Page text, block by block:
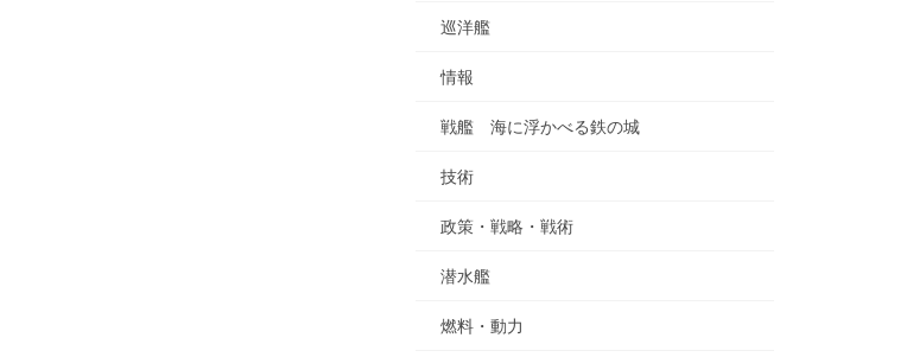
巡洋艦
情報
戦艦 海に浮かべる鉄の城
技術
政策・戦略・戦術
潜水艦
燃料・動力